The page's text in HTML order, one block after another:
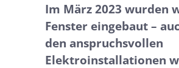
Im März 2023 wurden
Fenster eingebaut –
den anspruchsvollen
Elektroinstallationen